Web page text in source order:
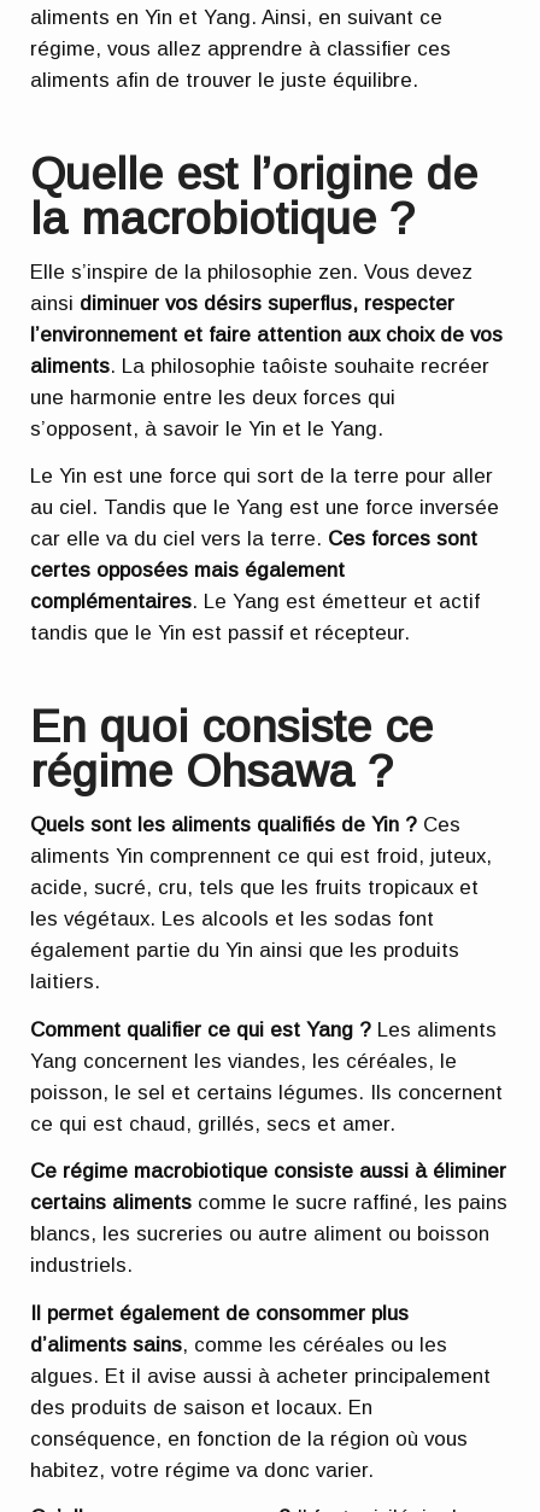
aliments en Yin et Yang. Ainsi, en suivant ce
régime, vous allez apprendre à classifier ces
aliments afin de trouver le juste équilibre.
Quelle est l’origine de
la macrobiotique ?
Elle s’inspire de la philosophie zen. Vous devez
ainsi diminuer vos désirs superflus, respecter
l’environnement et faire attention aux choix de vos
aliments. La philosophie taôiste souhaite recréer
une harmonie entre les deux forces qui
s’opposent, à savoir le Yin et le Yang.
Le Yin est une force qui sort de la terre pour aller
au ciel. Tandis que le Yang est une force inversée
car elle va du ciel vers la terre. Ces forces sont
certes opposées mais également
complémentaires. Le Yang est émetteur et actif
tandis que le Yin est passif et récepteur.
En quoi consiste ce
régime Ohsawa ?
Quels sont les aliments qualifiés de Yin ? Ces
aliments Yin comprennent ce qui est froid, juteux,
acide, sucré, cru, tels que les fruits tropicaux et
les végétaux. Les alcools et les sodas font
également partie du Yin ainsi que les produits
laitiers.
Comment qualifier ce qui est Yang ? Les aliments
Yang concernent les viandes, les céréales, le
poisson, le sel et certains légumes. Ils concernent
ce qui est chaud, grillés, secs et amer.
Ce régime macrobiotique consiste aussi à éliminer
certains aliments comme le sucre raffiné, les pains
blancs, les sucreries ou autre aliment ou boisson
industriels.
Il permet également de consommer plus
d’aliments sains, comme les céréales ou les
algues. Et il avise aussi à acheter principalement
des produits de saison et locaux. En
conséquence, en fonction de la région où vous
habitez, votre régime va donc varier.